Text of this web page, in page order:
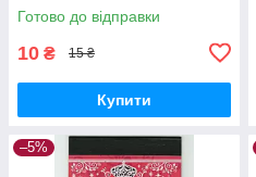
Готово до відправки
10 ₴ 15 ₴
Купити
–5%